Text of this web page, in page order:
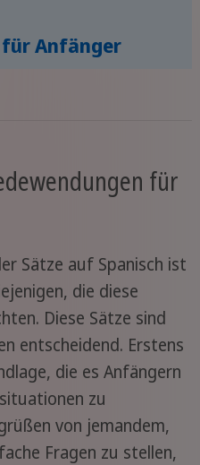
für Anfänger
für
Sätze auf Spanisch ist
die diese
Diese Sätze sind
entscheidend. Erstens
die es Anfängern
zu
von jemandem,
Fragen zu stellen,